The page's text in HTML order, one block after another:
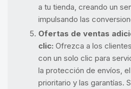
a tu tienda, creando un
impulsando las
Ofertas de ventas
clic: Ofrezca a los
con un solo clic para
la protección de envíos,
prioritario y las garantías.